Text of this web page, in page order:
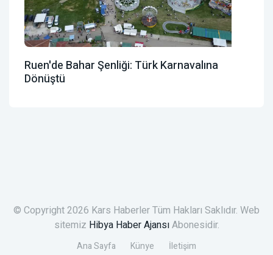
Ruen'de Bahar Şenliği: Türk Karnavalına
Dönüştü
© Copyright 2026 Kars Haberler Tüm Hakları Saklıdır. Web
sitemiz Hibya Haber AjansıAbonesidir.
Ana Sayfa Künye İletişim